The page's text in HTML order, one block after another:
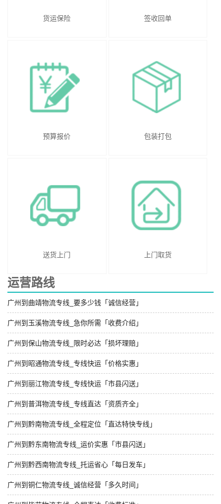
货运保险 签收回单
预算报价 包装打包
送货上门 上门取货
运营路线
广州到曲靖物流专线_要多少钱「诚信经营」
广州到玉溪物流专线_急你所需「收费介绍」
广州到保山物流专线_限时必达「损坏理赔」
广州到昭通物流专线_专线快运「价格实惠」
广州到丽江物流专线_专线快运「市县闪送」
广州到普洱物流专线_专线直达「资质齐全」
广州到黔南物流专线_全程定位「直达特快专线」
广州到黔东南物流专线_运价实惠「市县闪送」
广州到黔西南物流专线_托运省心「每日发车」
广州到铜仁物流专线_诚信经营「多久时间」